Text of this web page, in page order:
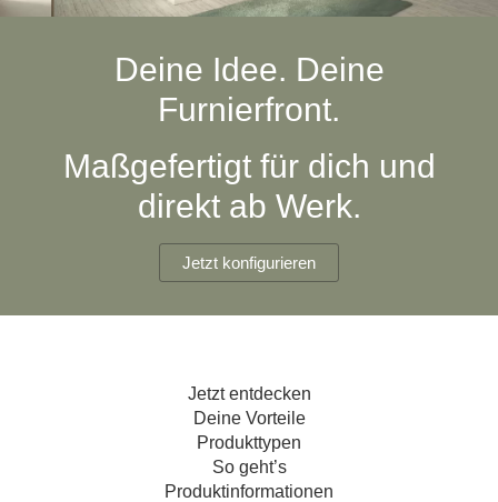
Schuhschrank
Hängeschrank
Hängeboard
TV-Möbel
Sideboard
Massivholz
Badregal
SpiegelschrankPolstermöbel
Sofa
Sessel
Hocker
Selection
Outdoorküche
Deine Idee. Deine
Furnierfront.
Maßgefertigt für dich und
direkt ab Werk.
Jetzt konfigurieren
Jetzt entdecken
Deine Vorteile
Produkttypen
So geht’s
Produktinformationen
Massivholz-Schränke & -Regale